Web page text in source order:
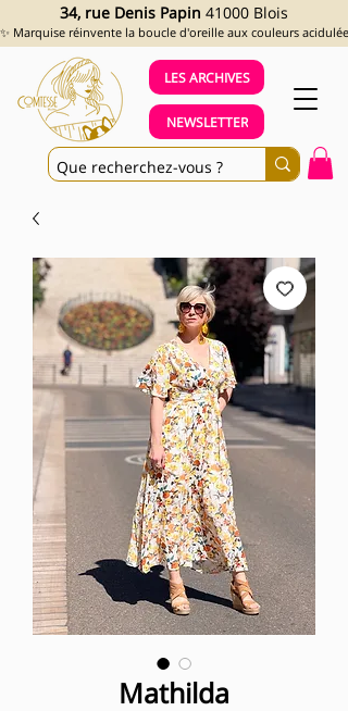
LES ARCHIVES
NEWSLETTER
34, rue Denis Papin 41000 Blois
✨ Marquise réinvente la boucle d'oreille aux couleurs
Mathilda